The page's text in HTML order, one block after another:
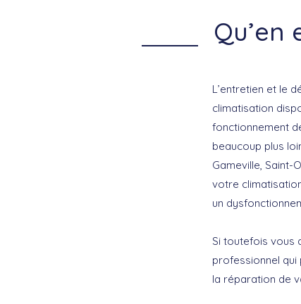
L’entretien et le
climatisation
fonctionnement
beaucoup plus
Gameville, Saint-
votre
un
Si toutefois vous
professionnel qui
la réparation de